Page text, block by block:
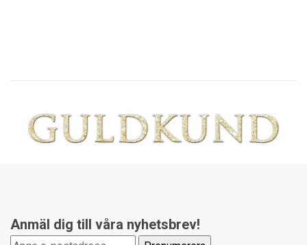
Anmäl dig till våra nyhetsbrev!